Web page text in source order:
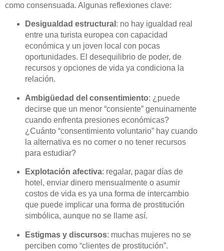
como consensuada. Algunas reflexiones clave:
Desigualdad estructural : no hay igualdad real
entre una turista europea con capacidad
económica y un joven local con pocas
oportunidades. El desequilibrio de poder, de
recursos y opciones de vida ya condiciona la
relación.
Ambigüedad del consentimiento: ¿puede
decirse que un menor “consiente” genuinamente
cuando enfrenta presiones económicas?
¿Cuánto “consentimiento voluntario” hay cuando
la alternativa es no comer o no tener recursos
para estudiar?
Explotación afectiva: regalar, pagar días de
hotel, enviar dinero mensualmente o asumir
costos de vida es ya una forma de intercambio
que puede implicar una forma de prostitución
simbólica, aunque no se llame así.
Estigmas y discursos: muchas mujeres no se
perciben como “clientes de prostitución”.